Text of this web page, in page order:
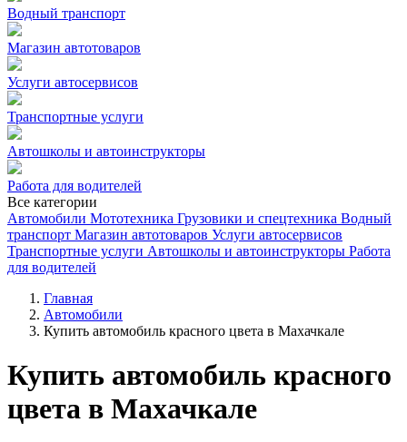
Водный транспорт
Магазин автотоваров
Услуги автосервисов
Транспортные услуги
Автошколы и автоинструкторы
Работа для водителей
Все категории
Автомобили Мототехника Грузовики и спецтехника Водный
транспорт Магазин автотоваров Услуги автосервисов
Транспортные услуги Автошколы и автоинструкторы Работа
для водителей
Главная
Автомобили
Купить автомобиль красного цвета в Махачкале
Купить автомобиль красного
цвета в Махачкале